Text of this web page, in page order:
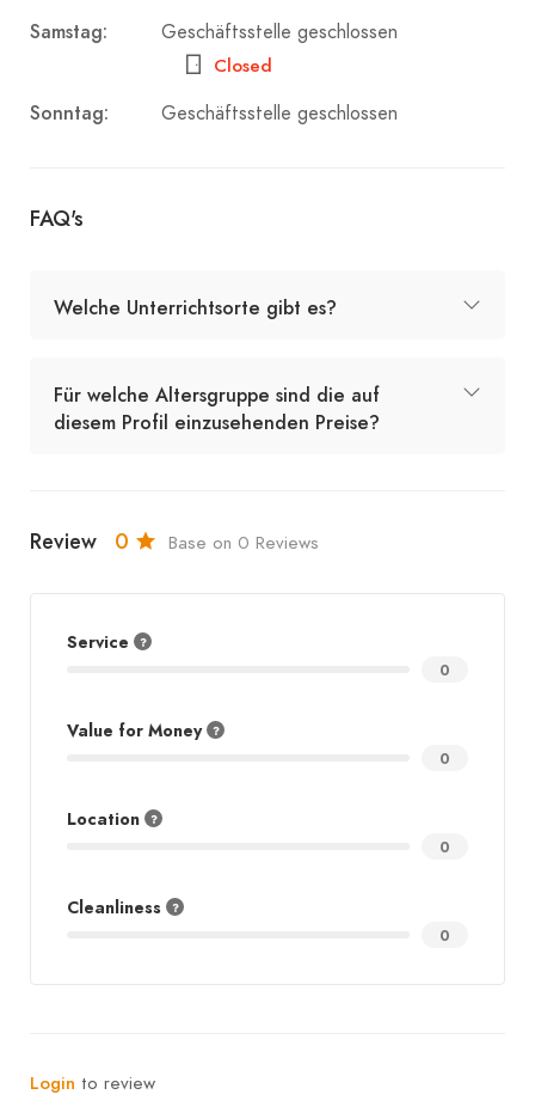
Samstag:
Geschäftsstelle geschlossen
Closed
Sonntag: Geschäftsstelle geschlossen
FAQ's
Welche Unterrichtsorte gibt es?
Für welche Altersgruppe sind die auf
diesem Profil einzusehenden Preise?
Review 0 Base on 0 Reviews
Service
0
Value for Money
0
Location
0
Cleanliness
0
Login to review